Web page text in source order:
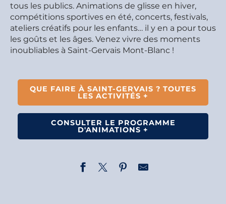
tous les publics. Animations de glisse en hiver,
compétitions sportives en été, concerts, festivals,
ateliers créatifs pour les enfants… il y en a pour tous
les goûts et les âges. Venez vivre des moments
inoubliables à Saint-Gervais Mont-Blanc !
QUE FAIRE À SAINT-GERVAIS ? TOUTES
LES ACTIVITÉS +
CONSULTER LE PROGRAMME
D'ANIMATIONS +